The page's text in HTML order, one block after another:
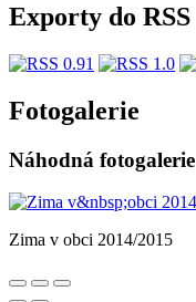
Exporty do RSS
Fotogalerie
Náhodná fotogalerie
Zima v obci 2014/2015